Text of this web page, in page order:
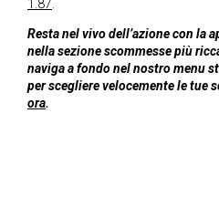
1.87.
Resta nel vivo dell’azione con la
nella sezione scommesse più
naviga a fondo nel nostro menu
per scegliere velocemente le tue
ora.